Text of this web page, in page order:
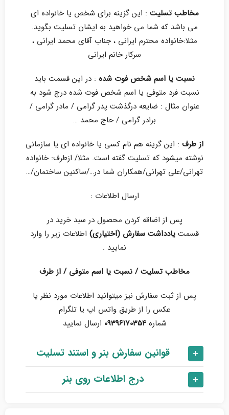
مخاطب تسلیت : این گزینه برای شخص یا خانواده ای
می باشد که شما می خواهید به ایشان تسلیت بگوید.
مثلا:خانواده محترم ایرانی ، جناب آقای محمد ایرانی ،
سرکار خانم ایرانی
نسبت یا اسم شخص فوت شده : در این قسمت باید
نسبت فرد متوفی یا اسم شخص فوت شده درج شود به
عنوان مثال : ضایعه درگذشت پدر گرامی / مادر گرامی /
برادر گرامی / حاج محمد …
از طرف : این گرینه هم نام کسی یا خانواده ای یا سازمانی
نوشته میشود که تسلیت گفته است. مثلا/ ازطرف: خانواده
تهرانی/علی تهرانی/همکاران شما در…/ساکنین ساختمان/…
ارسال اطلاعات :
پس از اضاقه کردن محصول در سبد خرید در
قسمت یادداشت سفارش (اختیاری) اطلاعات زیر را وارد
نمایید .
مخاطب تسلیت / نسبت یا اسم متوفی / از طرف
پس از ثبت سفارش نیز میتوانید اطلاعات مورد نظر یا
عکس را از طریق واتس اپ یا تلگرام
شماره09396170354 ارسال نمایید
قوانین سفارش بنر و استند تسلیت
درج اطلاعات روی بنر